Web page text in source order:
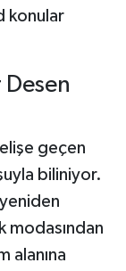
konular
geçen
biliniyor.
modasından
alanına